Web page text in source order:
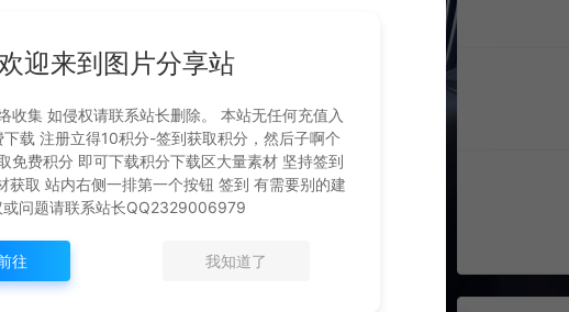
财源宝地
欢迎来到图片分享站
收集 如侵权请联系站长删除。 本站无任何充值入
载 注册立得10积分-签到获取积分，然后子啊个
免费积分 即可下载积分下载区大量素材 坚持签到
获取 站内右侧一排第一个按钮 签到 有需要别的建
或问题请联系站长QQ2329006979
往 我知道了